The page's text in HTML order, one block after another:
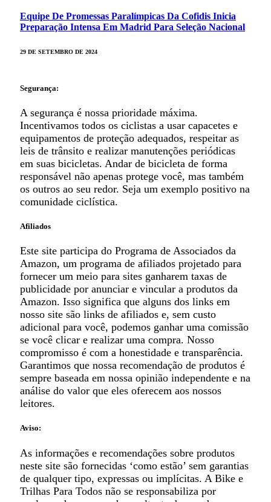
Equipe De Promessas Paralímpicas Da Cofidis Inicia
Preparação Intensa Em Madrid Para Seleção Nacional
29 DE SETEMBRO DE 2024
Segurança:
A segurança é nossa prioridade máxima.
Incentivamos todos os ciclistas a usar capacetes e
equipamentos de proteção adequados, respeitar as
leis de trânsito e realizar manutenções periódicas
em suas bicicletas. Andar de bicicleta de forma
responsável não apenas protege você, mas também
os outros ao seu redor. Seja um exemplo positivo na
comunidade ciclística.
Afiliados
Este site participa do Programa de Associados da
Amazon, um programa de afiliados projetado para
fornecer um meio para sites ganharem taxas de
publicidade por anunciar e vincular a produtos da
Amazon. Isso significa que alguns dos links em
nosso site são links de afiliados e, sem custo
adicional para você, podemos ganhar uma comissão
se você clicar e realizar uma compra. Nosso
compromisso é com a honestidade e transparência.
Garantimos que nossa recomendação de produtos é
sempre baseada em nossa opinião independente e na
análise do valor que eles oferecem aos nossos
leitores.
Aviso:
As informações e recomendações sobre produtos
neste site são fornecidas ‘como estão’ sem garantias
de qualquer tipo, expressas ou implícitas. A Bike e
Trilhas Para Todos não se responsabiliza por